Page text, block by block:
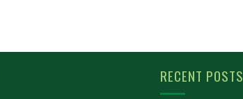
RECENT POSTS